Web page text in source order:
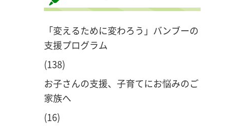
「変えるために変わろう」バンブーの
支援プログラム
(138)
お子さんの支援、子育てにお悩みのご
家族へ
(16)